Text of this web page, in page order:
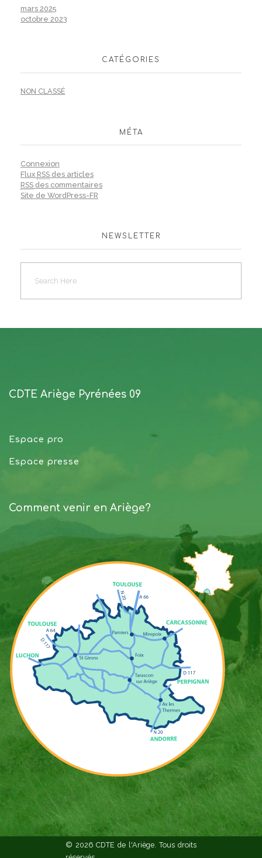
mars 2025
octobre 2023
CATÉGORIES
NON CLASSÉ
MÉTA
Connexion
Flux RSS des articles
RSS des commentaires
Site de WordPress-FR
NEWSLETTER
CDTE Ariège Pyrénées 09
Espace pro
Espace presse
Comment venir en Ariège?
© 2026 CDTE de l'Ariège. Tous droits